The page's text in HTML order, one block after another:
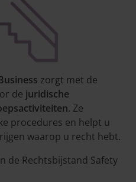
zorgt met de
de juridische
. Ze
procedures en helpt u
waarop u recht hebt.
de Rechtsbijstand Safety